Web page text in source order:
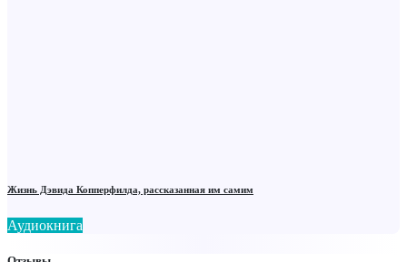
Жизнь Дэвида Копперфилда, рассказанная им самим
Аудиокнига